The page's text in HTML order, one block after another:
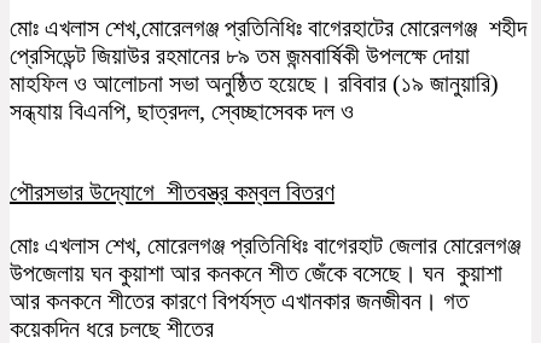
মোঃ এখলাস শেখ,মোরেলগঞ্জ প্রতিনিধিঃ বাগেরহাটের মোরেলগঞ্জ শহীদ
প্রেসিডেন্ট জিয়াউর রহমানের ৮৯ তম জন্মবার্ষিকী উপলক্ষে দোয়া
মাহফিল ও আলোচনা সভা অনুষ্ঠিত হয়েছে। রবিবার (১৯ জানুয়ারি)
সন্ধ্যায় বিএনপি, ছাত্রদল, স্বেচ্ছাসেবক দল ও
পৌরসভার উদ্যোগে শীতবস্ত্র কম্বল বিতরণ
মোঃ এখলাস শেখ, মোরেলগঞ্জ প্রতিনিধিঃ বাগেরহাট জেলার মোরেলগঞ্জ
উপজেলায় ঘন কুয়াশা আর কনকনে শীত জেঁকে বসেছে। ঘন কুয়াশা
আর কনকনে শীতের কারণে বিপর্যস্ত এখানকার জনজীবন। গত
কয়েকদিন ধরে চলছে শীতের